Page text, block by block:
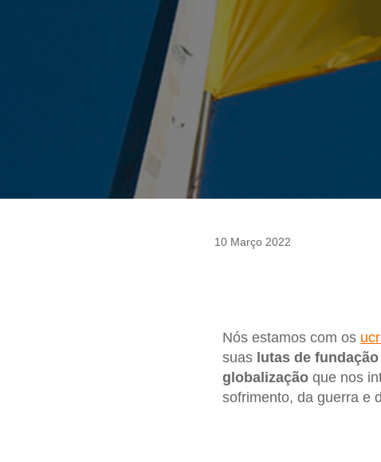
10 Março 2022
Nós estamos com os
suas lutas de
globalizaçãoque nos
sofrimento, da guerra e